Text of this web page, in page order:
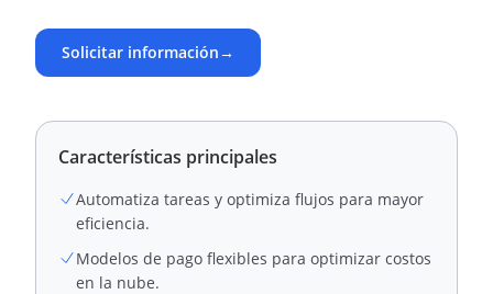
Solicitar información→
Características principales
Automatiza tareas y optimiza flujos para mayor
eficiencia.
Modelos de pago flexibles para optimizar costos
en la nube.